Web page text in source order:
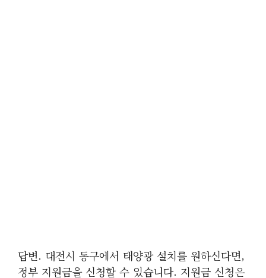
답변. 대전시 동구에서 태양광 설치를 원하신다면,
정부 지원금을 신청할 수 있습니다. 지원금 신청은